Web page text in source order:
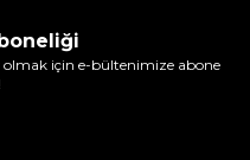
için e-bültenimize abone